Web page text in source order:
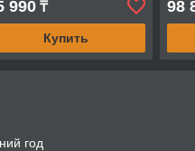
990₸
Купить
98
год